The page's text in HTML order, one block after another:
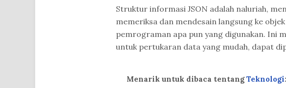
Struktur informasi JSON adalah naluriah,
memeriksa dan mendesain langsung ke
pemrograman apa pun yang digunakan. Ini
untuk pertukaran data yang mudah, dapat
Menarik untuk dibaca tentangTeknologi: